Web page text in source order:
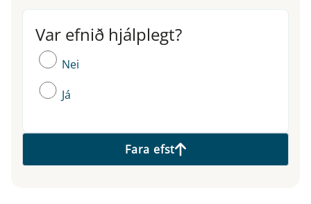
Var efnið hjálplegt?
Var efnið hjálplegt?
Nei
Já
Fara efst